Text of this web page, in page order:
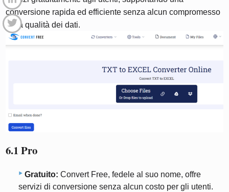
conversione rapida ed efficiente senza alcun compromesso
sulla qualità dei dati.
6.1 Pro
Gratuito: Convert Free, fedele al suo nome, offre
servizi di conversione senza alcun costo per gli utenti.